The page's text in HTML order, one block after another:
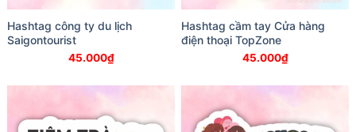
Hashtag công ty du lịch
Saigontourist
45.000₫
Hashtag cầm tay Cửa hàng
điện thoại TopZone
45.000₫